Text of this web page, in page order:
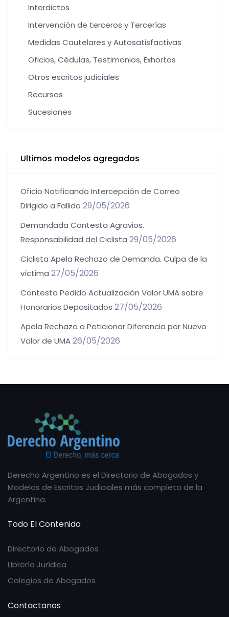
Interdictos
Intervención de terceros y Tercerías
Medidas Cautelares y Autosatisfactivas
Oficios, Cédulas, Testimonios, Exhortos
Otros escritos judiciales
Recursos
Sucesiones
Ultimos modelos agregados
Oficio Notificando Intercepción de Correo
Dirigido a Fallido 29/05/2026
Demandada Contesta Agravios.
Responsabilidad del Ciclista 29/05/2026
Ciclista Apela Rechazo de Demanda. Culpa de la
víctima 27/05/2026
Contesta Pedido Actualización Valor UMA sobre
Honorarios Depositados 27/05/2026
Apela Rechazo a Peticionar Diferencia por Nuevo
Valor de UMA26/05/2026
Derecho Argentino es el Directorio de Abogados y
Modelos de Escritos Judiciales más completo de la
Argentina.
Todo El Contenido
Directorio de Abogados
Librería Jurídica
Colegios de Abogados
Contactanos